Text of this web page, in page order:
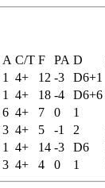
A C/T F PA D
1 4+ 12 -3
D6+1
1 4+ 18 -4 D6+6
6 4+ 7 0
1
3 4+ 5 -1 2
1 4+ 14 -3 D6
3 4+ 4 0 1